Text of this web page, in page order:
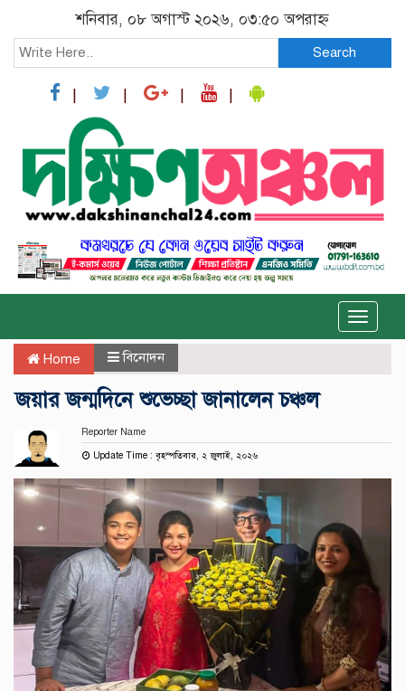
শনিবার, ০৮ অগাস্ট ২০২৬, ০৩:৫০ অপরাহ্ন
Search
Toggle
Home বিনোদন
জয়ার জন্মদিনে শুভেচ্ছা জানালেন চঞ্চল
Reporter Name
Update Time : বৃহস্পতিবার, ২ জুলাই, ২০২৬